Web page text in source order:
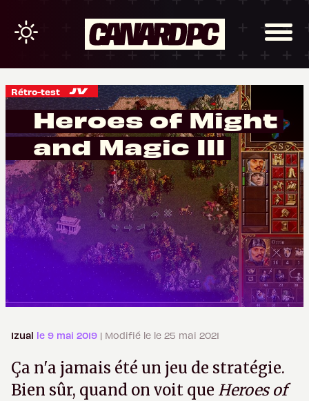
Rétro-test
Heroes of Might
and Magic III
Izual le 9 mai 2019 | Modifié le le 25 mai 2021
Ça n'a jamais été un jeu de stratégie.
Bien sûr, quand on voit que Heroes of